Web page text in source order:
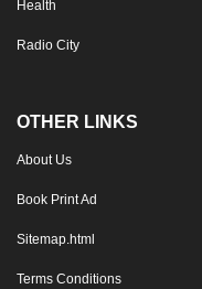
Health
Radio City
OTHER LINKS
About Us
Book Print Ad
Sitemap.html
Terms Conditions